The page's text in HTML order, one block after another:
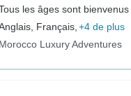
les âges sont bienvenus
Français, +4 de plus
Morocco Luxury Adventures